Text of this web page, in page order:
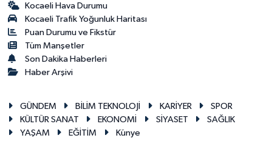
Kocaeli Hava Durumu
Kocaeli Trafik Yoğunluk Haritası
Puan Durumu ve Fikstür
Tüm Manşetler
Son Dakika Haberleri
Haber Arşivi
GÜNDEM BİLİM TEKNOLOJİ KARİYER
SPOR
KÜLTÜR SANAT
EKONOMİ SİYASET
SAĞLIK
YAŞAM
EĞİTİM Künye